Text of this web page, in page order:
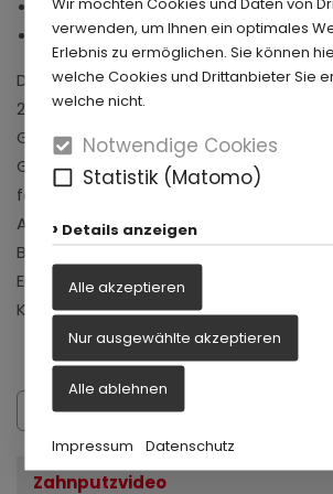
verwenden, um Ihnen ein optimales
Erlebnis zu ermöglichen. Sie können
welche Cookies und Drittanbieter Sie
welche nicht.
Notwendige Cookies
Statistik (Matomo)
Details anzeigen
Alle akzeptieren
Nur ausgewählte akzeptieren
Alle ablehnen
Impressum Datenschutz
Gesundheitsamt Paderborn
Niedergelassene Zahnärzte im Kreis
Die Verhütung von Zahnerkrankungen
21 SGB V (Gesetzliche Grundlagen)
Gruppenprophylaxe in
Grundschulen mit ihren verschiedenen
festgeschrieben. In spezifischen
Arbeitskreis Zahngesundheit
Beratung zur Mundhygiene und
Ernährung in Kindertagesstätten und
Kreisgebiet um.
Zahnputzvideo